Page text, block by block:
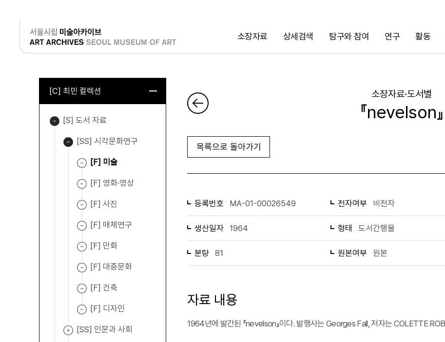
소장자료 상세검색 탐구와 참여 연구 활동
검색
로그인
[C] 최민 컬렉션
[S] 도서 자료
[SS] 시각문화연구
[F] 미술
[F] 영화·영상
[F] 사진
[F] 매체연구
[F] 만화
[F] 대중문화
[F] 건축
[F] 디자인
[SS] 인문과 사회
소장자료·도서별
『nevelson』
목록으로 돌아가기
등록번호 MA-01-00026549 전자여부 비전자
생산일자 1964 형태 도서간행물
분량 81 원본여부 원본
자료 내용
1964년에 발간된 『nevelson』이다. 발행사는 Georges Fall, 저자는 COLETTE